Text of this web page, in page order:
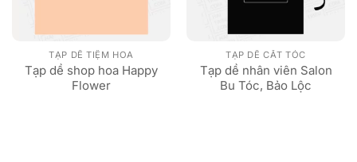
TẠP DỀ TIỆM HOA
Tạp dề shop hoa Happy
Flower
TẠP DỀ CẮT TÓC
Tạp dề nhân viên Salon
Bu Tóc, Bảo Lộc